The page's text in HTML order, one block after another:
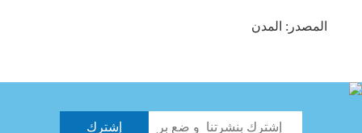
المصدر: المدن